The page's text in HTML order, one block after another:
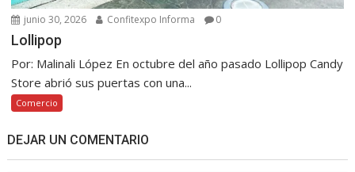
junio 30, 2026 Confitexpo Informa 0
Lollipop
Por: Malinali López En octubre del año pasado Lollipop Candy
Store abrió sus puertas con una...
Comercio
DEJAR UN COMENTARIO